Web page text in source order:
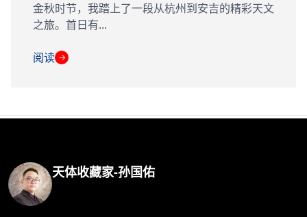
金秋时节，我踏上了一段从杭州到安吉的精彩天文
之旅。首日有...
阅读 →
天体收藏家-孙国佑